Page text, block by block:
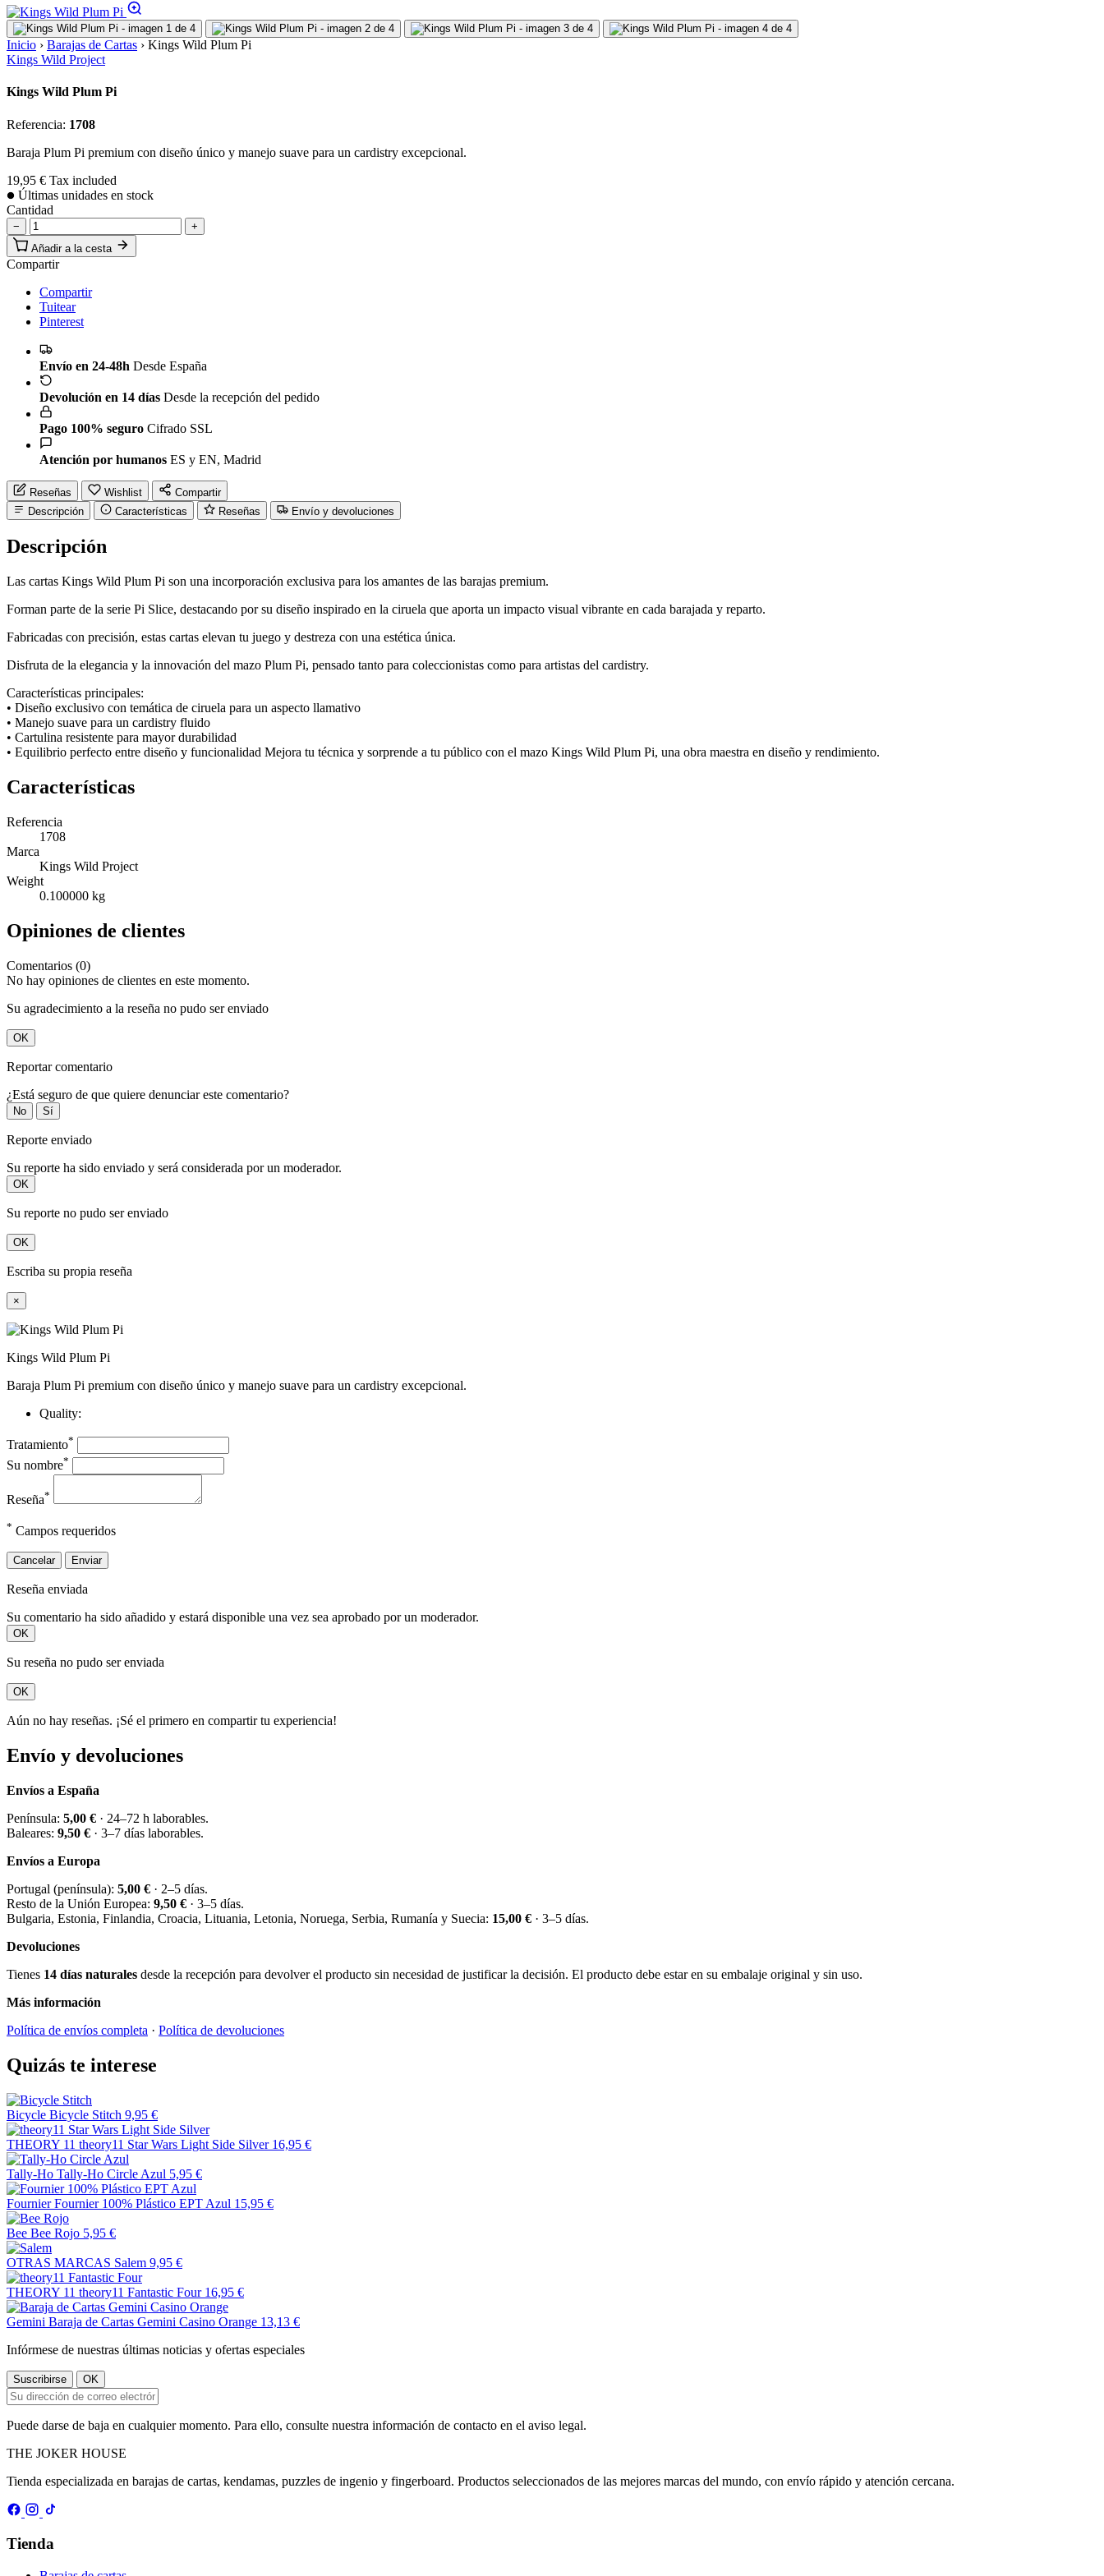
Inicio › Barajas de Cartas › Kings Wild Plum Pi
Kings Wild Project
Kings Wild Plum Pi
Referencia: 1708
Baraja Plum Pi premium con diseño único y manejo suave para un cardistry excepcional.
19,95 € Tax included
Últimas unidades en stock
Cantidad
−
+
Añadir a la cesta
Compartir
Compartir
Tuitear
Pinterest
Envío en 24-48h Desde España
Devolución en 14 días Desde la recepción del pedido
Pago 100% seguro Cifrado SSL
Atención por humanos ES y EN, Madrid
Reseñas Wishlist
Compartir
Descripción
Características Reseñas Envío y devoluciones
Descripción
Las cartas Kings Wild Plum Pi son una incorporación exclusiva para los amantes de las barajas premium.
Forman parte de la serie Pi Slice, destacando por su diseño inspirado en la ciruela que aporta un impacto visual vibrante en cada barajada y reparto.
Fabricadas con precisión, estas cartas elevan tu juego y destreza con una estética única.
Disfruta de la elegancia y la innovación del mazo Plum Pi, pensado tanto para coleccionistas como para artistas del cardistry.
Características principales:
• Diseño exclusivo con temática de ciruela para un aspecto llamativo
• Manejo suave para un cardistry fluido
• Cartulina resistente para mayor durabilidad
• Equilibrio perfecto entre diseño y funcionalidad Mejora tu técnica y sorprende a tu público con el mazo Kings Wild Plum Pi, una obra maestra en diseño y rendimiento.
Características
Referencia
1708
Marca
Kings Wild Project
Weight
0.100000 kg
Opiniones de clientes
Comentarios (0)
No hay opiniones de clientes en este momento.
Su agradecimiento a la reseña no pudo ser enviado
OK
Reportar comentario
¿Está seguro de que quiere denunciar este comentario?
No Sí
Reporte enviado
Su reporte ha sido enviado y será considerada por un moderador.
OK
Su reporte no pudo ser enviado
OK
Escriba su propia reseña
×
Kings Wild Plum Pi
Baraja Plum Pi premium con diseño único y manejo suave para un cardistry excepcional.
Quality:
Tratamiento*
Su nombre*
Reseña*
* Campos requeridos
Cancelar Enviar
Reseña enviada
Su comentario ha sido añadido y estará disponible una vez sea aprobado por un moderador.
OK
Su reseña no pudo ser enviada
OK
Aún no hay reseñas. ¡Sé el primero en compartir tu experiencia!
Envío y devoluciones
Envíos a España
Península: 5,00 € · 24–72 h laborables.
Baleares: 9,50 € · 3–7 días laborables.
Envíos a Europa
Portugal (península): 5,00 € · 2–5 días.
Resto de la Unión Europea: 9,50 € · 3–5 días.
Bulgaria, Estonia, Finlandia, Croacia, Lituania, Letonia, Noruega, Serbia, Rumanía y Suecia: 15,00 € · 3–5 días.
Devoluciones
Tienes 14 días naturales desde la recepción para devolver el producto sin necesidad de justificar la decisión. El producto debe estar en su embalaje original y sin uso.
Más información
Política de envíos completa · Política de devoluciones
Quizás te interese
Bicycle Bicycle Stitch 9,95 €
THEORY 11 theory11 Star Wars Light Side Silver 16,95 €
Tally-Ho Tally-Ho Circle Azul 5,95 €
Fournier Fournier 100% Plástico EPT Azul 15,95 €
Bee Bee Rojo 5,95 €
OTRAS MARCAS Salem 9,95 €
THEORY 11 theory11 Fantastic Four 16,95 €
Gemini Baraja de Cartas Gemini Casino Orange 13,13 €
Infórmese de nuestras últimas noticias y ofertas especiales
Puede darse de baja en cualquier momento. Para ello, consulte nuestra información de contacto en el aviso legal.
THE JOKER HOUSE
Tienda especializada en barajas de cartas, kendamas, puzzles de ingenio y fingerboard. Productos seleccionados de las mejores marcas del mundo, con envío rápido y atención cercana.
Tienda